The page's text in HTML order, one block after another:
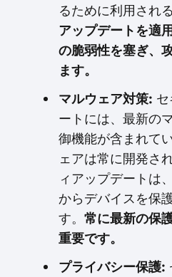
るために利用され
アップデートを適
の脆弱性を塞ぎ、
ます。
マルウェア対策:
ートには、最新の
御機能が含まれて
ェアは常に開発さ
ィアップデートは
からデバイスを保
す。 常に最新の保
重要です。
プライバシー保護: